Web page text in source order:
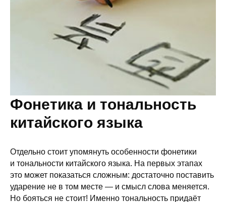
Фонетика и тональность
китайского языка
Отдельно стоит упомянуть особенности фонетики
и тональности китайского языка. На первых этапах
это может показаться сложным: достаточно поставить
ударение не в том месте — и смысл слова меняется.
Но бояться не стоит! Именно тональность придаёт